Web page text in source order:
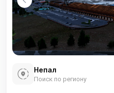
Непал
Поиск по региону